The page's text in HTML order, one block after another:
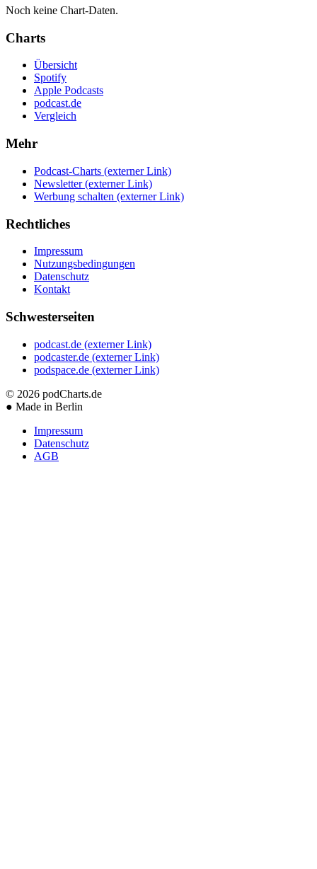
Noch keine Chart-Daten.
Charts
Übersicht
Spotify
Apple Podcasts
podcast.de
Vergleich
Mehr
Podcast-Charts (externer Link)
Newsletter (externer Link)
Werbung schalten (externer Link)
Rechtliches
Impressum
Nutzungsbedingungen
Datenschutz
Kontakt
Schwesterseiten
podcast.de (externer Link)
podcaster.de (externer Link)
podspace.de (externer Link)
© 2026 podCharts.de
● Made in Berlin
Impressum
Datenschutz
AGB